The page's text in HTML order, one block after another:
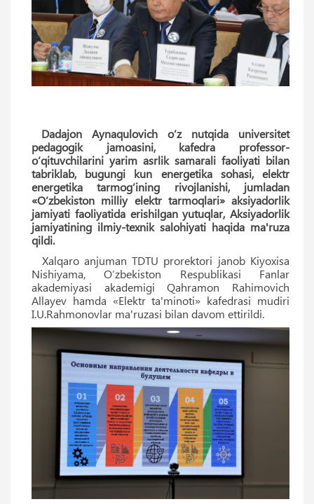
Dadajon Aynaqulovich o‘z nutqida universitet
pedagogik jamoasini, kafedra professor-
o‘qituvchilarini yarim asrlik samarali faoliyati bilan
tabriklab, bugungi kun energetika sohasi, elektr
energetika tarmog‘ining rivojlanishi, jumladan
«O‘zbekiston milliy elektr tarmoqlari» aksiyadorlik
jamiyati faoliyatida erishilgan yutuqlar, Aksiyadorlik
jamiyatining ilmiy-texnik salohiyati haqida ma'ruza
qildi.
Xalqaro anjuman TDTU prorektori janob Kiyoxisa
Nishiyama, O‘zbekiston Respublikasi Fanlar
akademiyasi akademigi Qahramon Rahimovich
Allayev hamda «Elektr ta'minoti» kafedrasi mudiri
I.U.Rahmonovlar ma'ruzasi bilan davom ettirildi.